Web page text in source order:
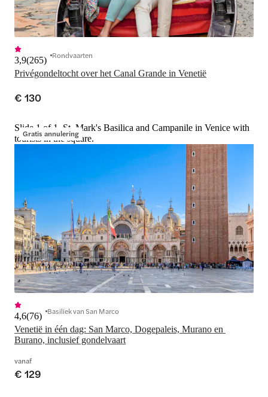
Privégondeltocht over het Canal Grande in Venetië
3,9(265) Rondvaarten
€ 130
Gratis annulering
Slide 1 of 1, St. Mark's Basilica and Campanile in Venice with
tourists in the square.
Venetië in één dag: San Marco, Dogepaleis, Murano en
Burano, inclusief gondelvaart
4,6(76) Basiliek van San Marco
vanaf
€ 129